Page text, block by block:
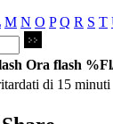
M N O P Q R S T
Ora flash
di 15 minuti